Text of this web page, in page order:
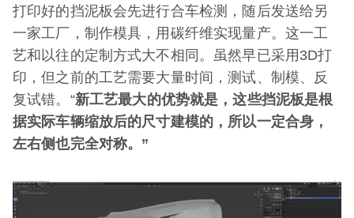
打印好的挡泥板会先进行合车检测，随后发送给另
一家工厂，制作模具，用碳纤维实现量产。这一工
艺和以往的定制方式大不相同。虽然早已采用3D打
印，但之前的工艺需要大量时间，测试、制模、反
复试错。“新工艺最大的优势就是，这些挡泥板是根
据实际车辆缩放后的尺寸建模的，所以一定合身，
左右侧也完全对称。 ”